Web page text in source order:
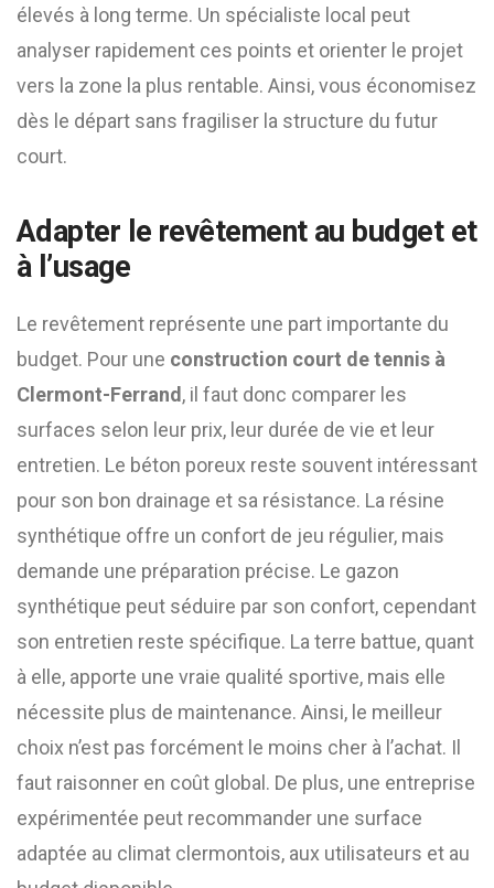
élevés à long terme. Un spécialiste local peut
analyser rapidement ces points et orienter le projet
vers la zone la plus rentable. Ainsi, vous économisez
dès le départ sans fragiliser la structure du futur
court.
Adapter le revêtement au budget et
à l’usage
Le revêtement représente une part importante du
budget. Pour une construction court de tennis à
Clermont-Ferrand , il faut donc comparer les
surfaces selon leur prix, leur durée de vie et leur
entretien. Le béton poreux reste souvent intéressant
pour son bon drainage et sa résistance. La résine
synthétique offre un confort de jeu régulier, mais
demande une préparation précise. Le gazon
synthétique peut séduire par son confort, cependant
son entretien reste spécifique. La terre battue, quant
à elle, apporte une vraie qualité sportive, mais elle
nécessite plus de maintenance. Ainsi, le meilleur
choix n’est pas forcément le moins cher à l’achat. Il
faut raisonner en coût global. De plus, une entreprise
expérimentée peut recommander une surface
adaptée au climat clermontois, aux utilisateurs et au